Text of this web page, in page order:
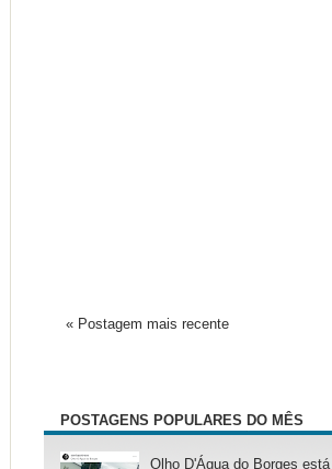
« Postagem mais recente
POSTAGENS POPULARES DO MÊS
Olho D'Água do Borges está